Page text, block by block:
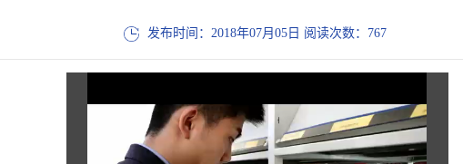
发布时间：2018年07月05日 阅读次数： 767